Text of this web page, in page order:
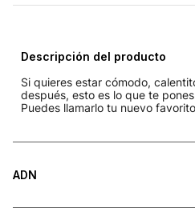
Descripción del producto
Si quieres estar cómodo,
después, esto es lo que te
Puedes llamarlo tu nuevo
ADN